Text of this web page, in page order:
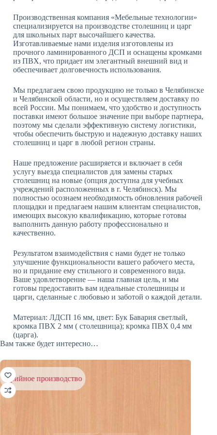
Производственная компания «Мебельные технологии»
специализируется на производстве столешниц и царг
для школьных парт высочайшего качества.
Изготавливаемые нами изделия изготовлены из
прочного ламинированного ДСП и оснащены кромками
из ПВХ, что придает им элегантный внешний вид и
обеспечивает долговечность использования.
Мы предлагаем свою продукцию не только в Челябинске
и Челябинской области, но и осуществляем доставку по
всей России. Мы понимаем, что удобство и доступность
поставки имеют большое значение при выборе партнера,
поэтому мы сделали эффективную систему логистики,
чтобы обеспечить быструю и надежную доставку наших
столешниц и царг в любой регион страны.
Наше предложение расширяется и включает в себя
услугу выезда специалистов для замены старых
столешниц на новые (опция доступна для учебных
учреждений расположенных в г. Челябинск). Мы
полностью осознаем необходимость обновления рабочей
площадки и предлагаем нашим клиентам специалистов,
имеющих высокую квалификацию, которые готовы
выполнить данную работу профессионально и
качественно.
Результатом взаимодействия с нами будет не только
улучшение функциональности вашего рабочего места,
но и придание ему стильного и современного вида.
Ваше удовлетворение — наша главная цель, и мы
готовы предоставить вам идеальные столешницы и
царги, сделанные с любовью и заботой о каждой детали.
Материал: ЛДСП 16 мм, цвет: Бук Бавария светлый,
кромка ПВХ 2 мм ( столешница); кромка ПВХ 0,4 мм
(царга).
Вам также будет интересно…
серийное производство